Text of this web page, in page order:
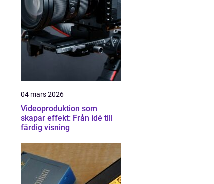
04 mars 2026
Videoproduktion som
skapar effekt: Från idé till
färdig visning